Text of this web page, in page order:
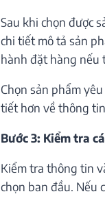
Sau khi chọn được
chi tiết mô tả sản
hành đặt hàng nếu
Chọn sản phẩm
tiết hơn về thông
Bước 3: Kiểm tra
Kiểm tra thông tin
chọn ban đầu. Nếu